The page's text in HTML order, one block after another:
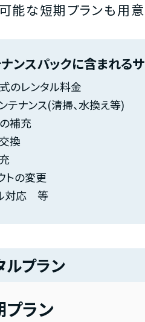
能な短期プランも用意
ンスパックに含まれる
のレンタル料金
テナンス(清掃、水換え等)
補充
換
トの変更
対応 等
ルプラン
プラン